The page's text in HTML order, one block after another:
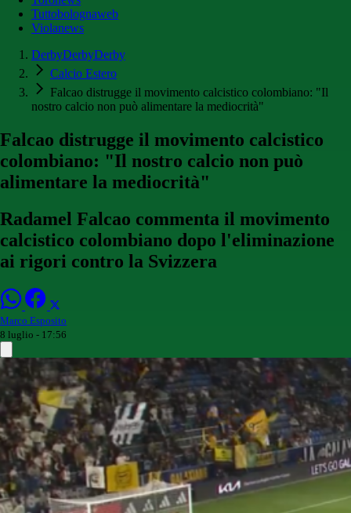
Tuttobolognaweb
Violanews
DerbyDerbyDerby
Calcio Estero
Falcao distrugge il movimento calcistico colombiano: "Il
nostro calcio non può alimentare la mediocrità"
Falcao distrugge il movimento calcistico
colombiano: "Il nostro calcio non può
alimentare la mediocrità"
Radamel Falcao commenta il movimento
calcistico colombiano dopo l'eliminazione
ai rigori contro la Svizzera
Marco Esposito
8 luglio - 17:56